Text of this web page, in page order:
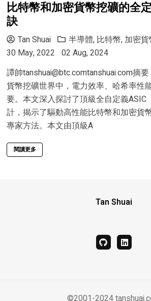
比特幣和加密貨幣挖礦的全
訣
Tan Shuai 半導體, 比特幣, 加密
30 May, 2022 02 Aug, 2024
譚帥tanshuai@btc.comtanshuai.com摘
貨幣挖礦世界中，電力效率、哈希率性
要。本文深入探討了頂級全自定義ASIC
計，揭示了驅動高性能比特幣和加密貨
專家方法。本文由頂級A
閱讀更多
Tan Shuai
githublinkedin
©2001-2024